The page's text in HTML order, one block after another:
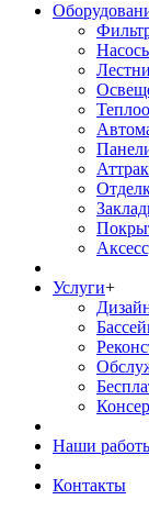
Услуги+
Наши
Контакты